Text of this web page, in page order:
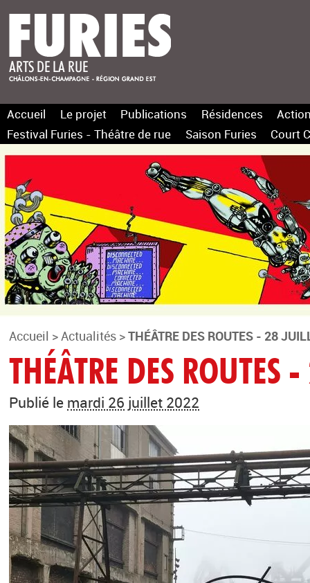
Accueil Le projet Publications Résidences
Festival Furies - Théâtre de rue
Saison Furies Court
Accueil > Actualités >THÉÂTRE DES ROUTES - 28
THÉÂTRE DES ROUTES
Publié le mardi 26 juillet 2022